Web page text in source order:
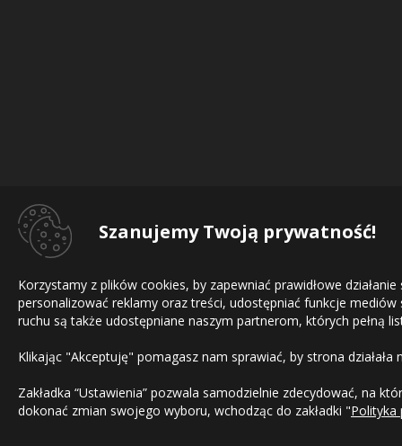
Szanujemy Twoją prywatność!
Korzystamy z plików cookies, by zapewniać prawidłowe
personalizować reklamy oraz treści, udostępniać funkcje
ruchu są także udostępniane naszym partnerom, których pełną
Klikając "Akceptuję" pomagasz nam sprawiać, by strona działała
Zakładka “Ustawienia” pozwala samodzielnie zdecydować, na
dokonać zmian swojego wyboru, wchodząc do zakładki "Polityka